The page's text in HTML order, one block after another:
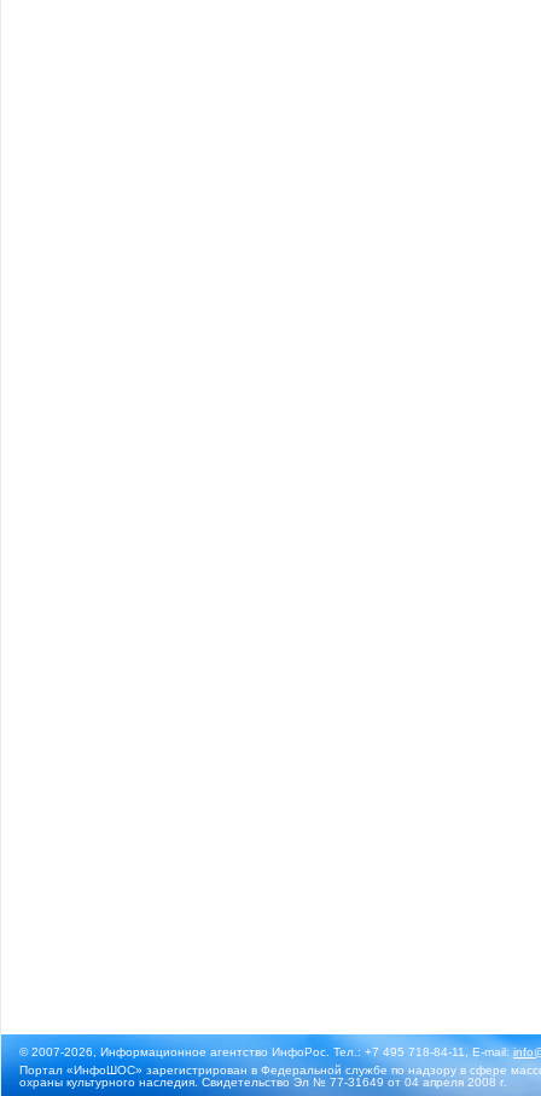
© 2007-2026, Информационное агентство ИнфоРос. Тел.: +7 495 718-84-11, E-mail:
Портал «ИнфоШОС» зарегистрирован в Федеральной службе по надзору в сфере
охраны культурного наследия. Свидетельство Эл № 77-31649 от 04 апреля 2008 г.